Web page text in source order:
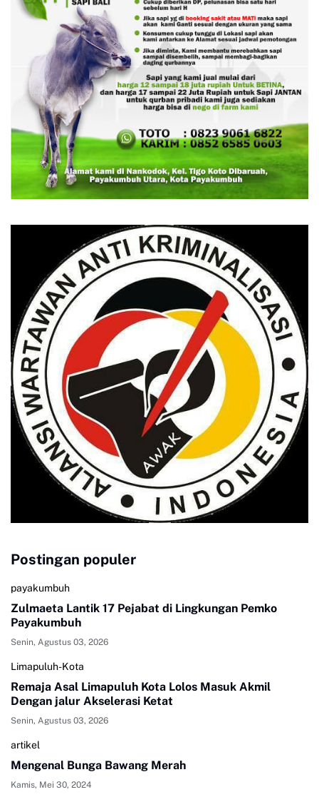
Postingan populer
payakumbuh
Zulmaeta Lantik 17 Pejabat di Lingkungan Pemko
Payakumbuh
Senin, Agustus 03, 2026
Limapuluh-Kota
Remaja Asal Limapuluh Kota Lolos Masuk Akmil
Dengan jalur Akselerasi Ketat
Senin, Agustus 03, 2026
artikel
Mengenal Bunga Bawang Merah
Kamis, Mei 30, 2024